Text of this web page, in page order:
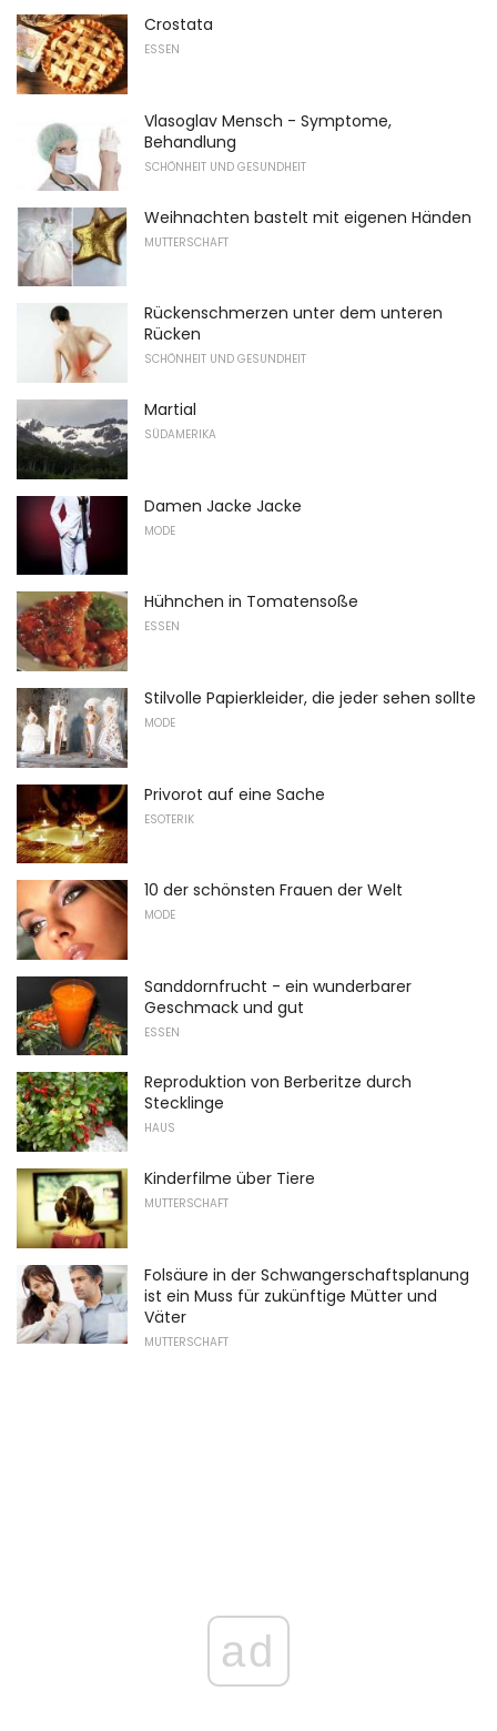
Crostata
ESSEN
Vlasoglav Mensch - Symptome,
Behandlung
SCHÖNHEIT UND GESUNDHEIT
Weihnachten bastelt mit eigenen Händen
MUTTERSCHAFT
Rückenschmerzen unter dem unteren
Rücken
SCHÖNHEIT UND GESUNDHEIT
Martial
SÜDAMERIKA
Damen Jacke Jacke
MODE
Hühnchen in Tomatensoße
ESSEN
Stilvolle Papierkleider, die jeder sehen sollte
MODE
Privorot auf eine Sache
ESOTERIK
10 der schönsten Frauen der Welt
MODE
Sanddornfrucht - ein wunderbarer
Geschmack und gut
ESSEN
Reproduktion von Berberitze durch
Stecklinge
HAUS
Kinderfilme über Tiere
MUTTERSCHAFT
Folsäure in der Schwangerschaftsplanung
ist ein Muss für zukünftige Mütter und
Väter
MUTTERSCHAFT
ad